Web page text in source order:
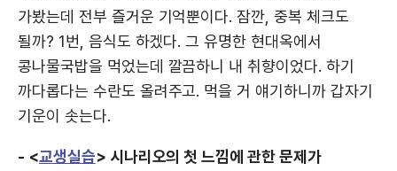
가봤는데 전부 즐거운 기억뿐이다. 잠깐, 중복 체크도
될까? 1번, 음식도 하겠다. 그 유명한 현대옥에서
콩나물국밥을 먹었는데 깔끔하니 내 취향이었다. 하기
까다롭다는 수란도 올려주고. 먹을 거 얘기하니까 갑자기
기운이 솟는다.
- <교생실습> 시나리오의 첫 느낌에 관한 문제가